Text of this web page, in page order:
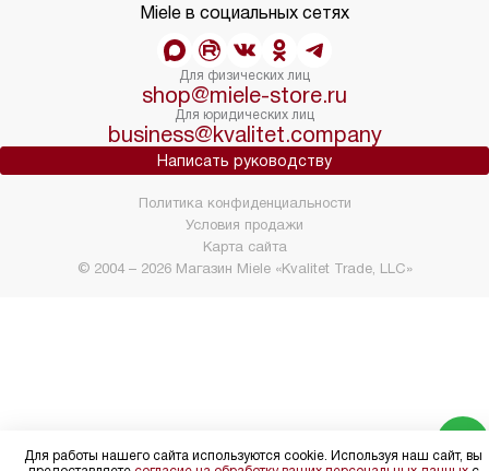
Miele в социальных сетях
Для физических лиц
shop@miele-store.ru
Для юридических лиц
business@kvalitet.company
Написать руководству
© 2004 – 2026 Магазин Miele «Kvalitet Trade, LLC»
Политика конфиденциальности
Условия продажи
Карта сайта
Для работы нашего сайта используются cookie. Используя наш сайт, вы